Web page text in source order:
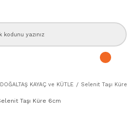
DOĞALTAŞ KAYAÇ ve KÜTLE Selenit Taşı Küre